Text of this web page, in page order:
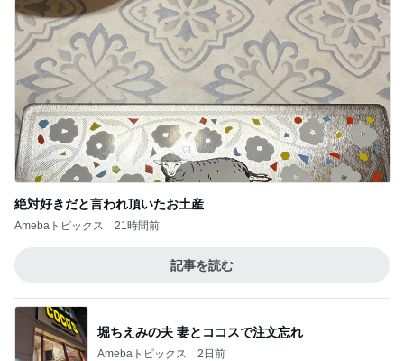
絶対好きだと言われ頂いたお土産
Amebaトピックス 21時間前
記事を読む
堀ちえみの夫 妻とココスで注文忘れ
Amebaトピックス 2日前